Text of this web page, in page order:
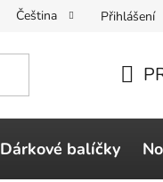
Čeština Přihlášení
Dárkové balíčky